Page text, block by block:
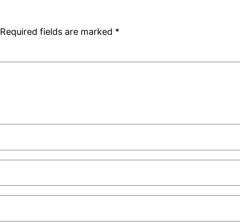
Required fields are marked *